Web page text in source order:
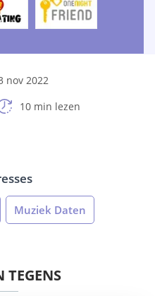
nov 2022
10 min lezen
Muziek Daten
TEGENS